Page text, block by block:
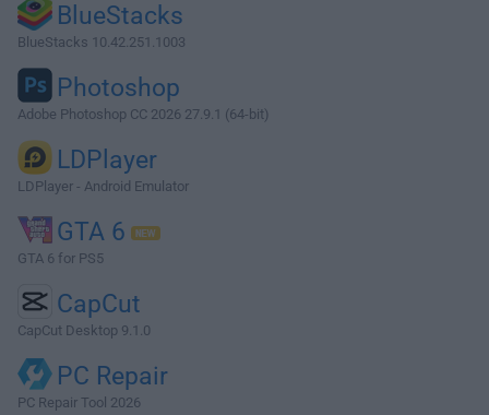
BlueStacks
BlueStacks 10.42.251.1003
Photoshop
Adobe Photoshop CC 2026 27.9.1 (64-bit)
LDPlayer
LDPlayer - Android Emulator
GTA 6
GTA 6 for PS5
CapCut
CapCut Desktop 9.1.0
PC Repair
PC Repair Tool 2026